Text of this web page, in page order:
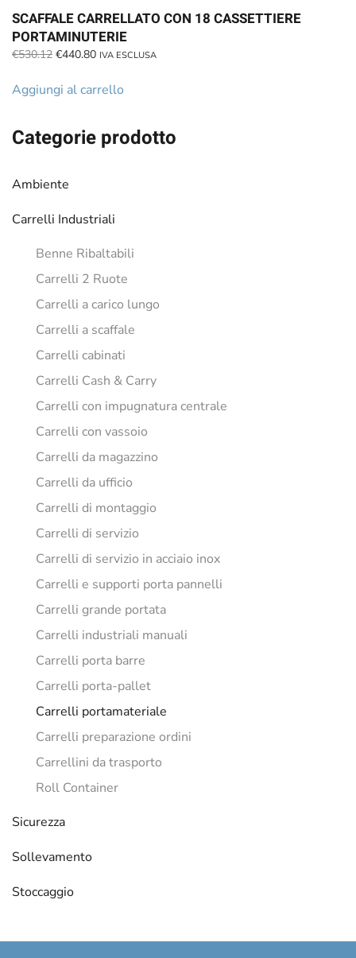
Categorie prodotto
Ambiente
Carrelli Industriali
Benne Ribaltabili
Carrelli 2 Ruote
Carrelli a carico lungo
Carrelli a scaffale
Carrelli cabinati
Carrelli Cash & Carry
Carrelli con impugnatura centrale
Carrelli con vassoio
Carrelli da magazzino
Carrelli da ufficio
Carrelli di montaggio
Carrelli di servizio
Carrelli di servizio in acciaio inox
Carrelli e supporti porta pannelli
Carrelli grande portata
Carrelli industriali manuali
Carrelli porta barre
Carrelli porta-pallet
Carrelli portamateriale
Carrelli preparazione ordini
Carrellini da trasporto
Roll Container
Sicurezza
Sollevamento
Stoccaggio
SCAFFALE CARRELLATO CON 18 CASSETTIERE
PORTAMINUTERIE
€530.12 Il
originale
€440.80Il
attuale
IVA ESCLUSA
Aggiungi al carrello